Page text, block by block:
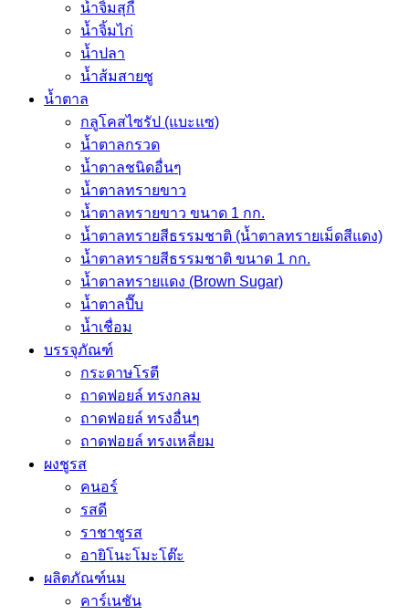
น้ำจิ้มสุกี้
น้ำจิ้มไก่
น้ำปลา
น้ำส้มสายชู
น้ำตาล
กลูโคสไซรัป (แบะแซ)
น้ำตาลกรวด
น้ำตาลชนิดอื่นๆ
น้ำตาลทรายขาว
น้ำตาลทรายขาว ขนาด 1 กก.
น้ำตาลทรายสีธรรมชาติ (น้ำตาลทรายเม็ดสีแดง)
น้ำตาลทรายสีธรรมชาติ ขนาด 1 กก.
น้ำตาลทรายแดง (Brown Sugar)
น้ำตาลปี๊บ
น้ำเชื่อม
บรรจุภัณฑ์
กระดาษโรตี
ถาดฟอยล์ ทรงกลม
ถาดฟอยล์ ทรงอื่นๆ
ถาดฟอยล์ ทรงเหลี่ยม
ผงชูรส
คนอร์
รสดี
ราชาชูรส
อายิโนะโมะโต๊ะ
ผลิตภัณฑ์นม
คาร์เนชัน